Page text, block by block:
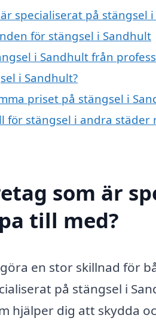
specialiserat på stängsel
för stängsel i Sandhult
i Sandhult från
i Sandhult?
priset på stängsel i
för stängsel i andra städer
som är
till med?
en stor skillnad för
på stängsel i
hjälper dig att skydda